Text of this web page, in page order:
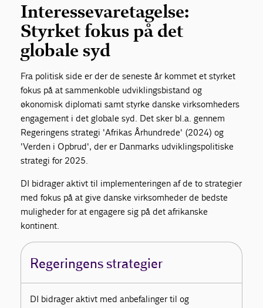
Interessevaretagelse:
Styrket fokus på det
globale syd
Fra politisk side er der de seneste år kommet et styrket
fokus på at sammenkoble udviklingsbistand og
økonomisk diplomati samt styrke danske virksomheders
engagement i det globale syd. Det sker bl.a. gennem
Regeringens strategi 'Afrikas Århundrede' (2024) og
'Verden i Opbrud', der er Danmarks udviklingspolitiske
strategi for 2025.
DI bidrager aktivt til implementeringen af de to strategier
med fokus på at give danske virksomheder de bedste
muligheder for at engagere sig på det afrikanske
kontinent.
Regeringens strategier
DI bidrager aktivt med anbefalinger til og